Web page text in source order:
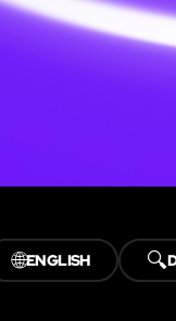
🌐ENGLISH 🔍